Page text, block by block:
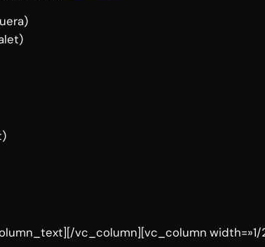
vc_column][vc_column width=»1/